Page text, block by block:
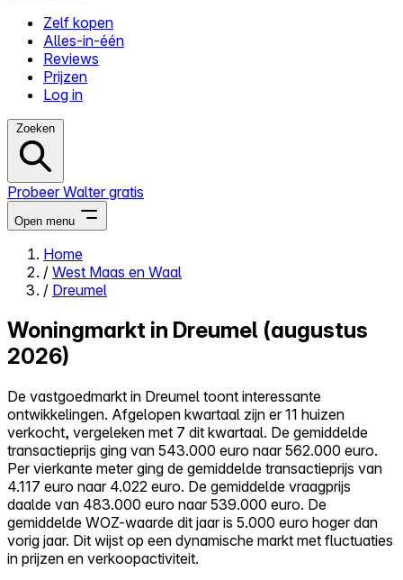
Zelf kopen
Alles-in-één
Reviews
Prijzen
Log in
Zoeken
Probeer Walter gratis
Open menu
Close menu
Alles-in-één
Reviews
Prijzen
Log in
Probeer Walter gratis
Home
/ West Maas en Waal
/ Dreumel
Woningmarkt in Dreumel (augustus
2026)
De vastgoedmarkt in Dreumel toont interessante
ontwikkelingen. Afgelopen kwartaal zijn er 11 huizen
verkocht, vergeleken met 7 dit kwartaal. De gemiddelde
transactieprijs ging van 543.000 euro naar 562.000 euro.
Per vierkante meter ging de gemiddelde transactieprijs van
4.117 euro naar 4.022 euro. De gemiddelde vraagprijs
daalde van 483.000 euro naar 539.000 euro. De
gemiddelde WOZ-waarde dit jaar is 5.000 euro hoger dan
vorig jaar. Dit wijst op een dynamische markt met fluctuaties
in prijzen en verkoopactiviteit.